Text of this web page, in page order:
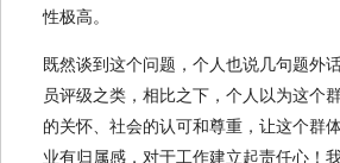
性极高。
既然谈到这个问题，个人也说几句题外
员评级之类，相比之下，个人以为这个
的关怀、社会的认可和尊重，让这个群
业有归属感，对于工作建立起责任心！